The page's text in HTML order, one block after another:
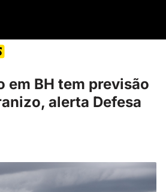
em BH tem previsão
alerta Defesa